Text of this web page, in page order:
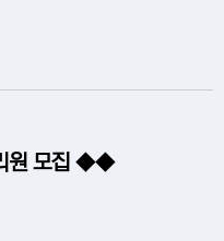
원 감리원 모집 ◆◆